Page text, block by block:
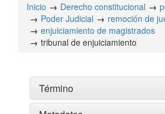
Inicio Derecho constitucional
Poder Judicial
remoción de
enjuiciamiento de magistrados
tribunal de enjuiciamiento
Término